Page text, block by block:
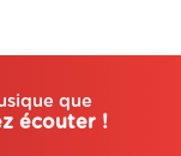
que
écouter !